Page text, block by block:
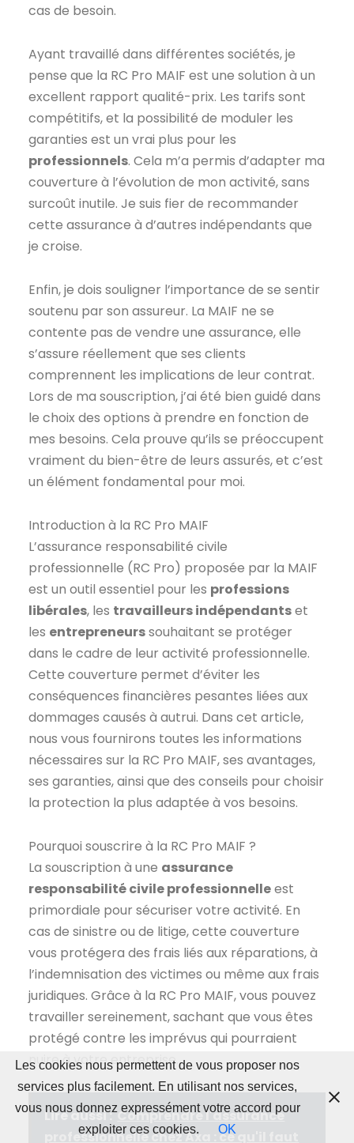
cas de besoin.
Ayant travaillé dans différentes sociétés, je
pense que la RC Pro MAIF est une solution à un
excellent rapport qualité-prix. Les tarifs sont
compétitifs, et la possibilité de moduler les
garanties est un vrai plus pour les
professionnels. Cela m’a permis d’adapter ma
couverture à l’évolution de mon activité, sans
surcoût inutile. Je suis fier de recommander
cette assurance à d’autres indépendants que
je croise.
Enfin, je dois souligner l’importance de se sentir
soutenu par son assureur. La MAIF ne se
contente pas de vendre une assurance, elle
s’assure réellement que ses clients
comprennent les implications de leur contrat.
Lors de ma souscription, j’ai été bien guidé dans
le choix des options à prendre en fonction de
mes besoins. Cela prouve qu’ils se préoccupent
vraiment du bien-être de leurs assurés, et c’est
un élément fondamental pour moi.
Introduction à la RC Pro MAIF
L’assurance responsabilité civile
professionnelle (RC Pro) proposée par la MAIF
est un outil essentiel pour les professions
libérales, les travailleurs indépendantset
les entrepreneurssouhaitant se protéger
dans le cadre de leur activité professionnelle.
Cette couverture permet d’éviter les
conséquences financières pesantes liées aux
dommages causés à autrui. Dans cet article,
nous vous fournirons toutes les informations
nécessaires sur la RC Pro MAIF, ses avantages,
ses garanties, ainsi que des conseils pour choisir
la protection la plus adaptée à vos besoins.
Pourquoi souscrire à la RC Pro MAIF ?
La souscription à une assurance
responsabilité civile professionnelleest
primordiale pour sécuriser votre activité. En
cas de sinistre ou de litige, cette couverture
vous protégera des frais liés aux réparations, à
l’indemnisation des victimes ou même aux frais
juridiques. Grâce à la RC Pro MAIF, vous pouvez
travailler sereinement, sachant que vous êtes
protégé contre les imprévus qui pourraient
nuire à votre entreprise.
Lire aussi : Comprendre l'assurance
professionnelle chez Axa : ce qu'il faut
Les cookies nous permettent de vous proposer nos
services plus facilement. En utilisant nos services,
vous nous donnez expressément votre accord pour
exploiter ces cookies.
OK